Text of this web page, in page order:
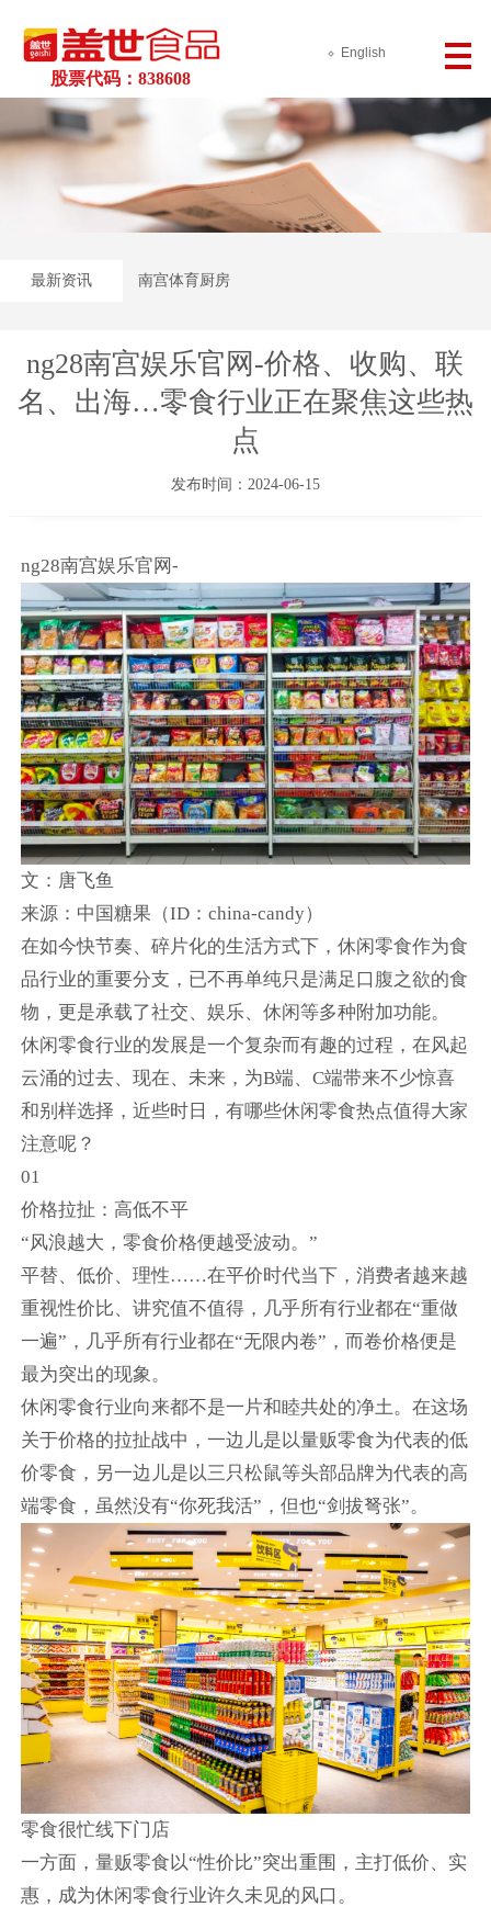
股票代码：838608
English
最新资讯 南宫体育厨房
ng28南宫娱乐官网-价格、收购、联
名、出海…零食行业正在聚焦这些热
点
发布时间：2024-06-15
ng28南宫娱乐官网-
文：唐飞鱼
来源：中国糖果（ID：china-candy）
在如今快节奏、碎片化的生活方式下，休闲零食作为食
品行业的重要分支，已不再单纯只是满足口腹之欲的食
物，更是承载了社交、娱乐、休闲等多种附加功能。
休闲零食行业的发展是一个复杂而有趣的过程，在风起
云涌的过去、现在、未来，为B端、C端带来不少惊喜
和别样选择，近些时日，有哪些休闲零食热点值得大家
注意呢？
01
价格拉扯：高低不平
“风浪越大，零食价格便越受波动。”
平替、低价、理性……在平价时代当下，消费者越来越
重视性价比、讲究值不值得，几乎所有行业都在“重做
一遍”，几乎所有行业都在“无限内卷”，而卷价格便是
最为突出的现象。
休闲零食行业向来都不是一片和睦共处的净土。在这场
关于价格的拉扯战中，一边儿是以量贩零食为代表的低
价零食，另一边儿是以三只松鼠等头部品牌为代表的高
端零食，虽然没有“你死我活”，但也“剑拔弩张”。
零食很忙线下门店
一方面，量贩零食以“性价比”突出重围，主打低价、实
惠，成为休闲零食行业许久未见的风口。